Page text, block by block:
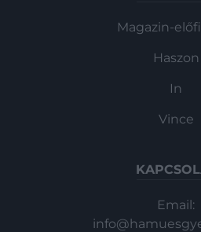
Magazin-
Haszon
In
Vince
Email: